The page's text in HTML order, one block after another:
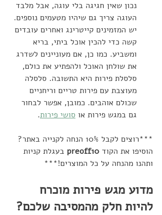
נכון שאין חגיגה בלי עוגה, אבל מלבד
העוגה צריך גם שיהיו מטעמים נוספים.
יש המזמינים קייטרינג ואחרים עובדים
קשה כדי להכין אוכל ביתי, בריא
ומשביע. כמו כן, אם מעוניינים לשדרג
את שולחן האוכל ולהפתיע את כולם,
סלסלת פירות היא התשובה. סלסלה
מעוצבת עם פירות טריים וריחניים
שכולם אוהבים. כמובן, אפשר לבחור
גם במגש פירות או סושי פירות.
***רוצים לקבל 10% הנחה לקנייה באתר?
הוסיפו את הקוד preoff10 בעגלת קניות
ותהנו מהנחה על כל המוצרים!***
מדוע מגש פירות מוכרח
להיות חלק מהמסיבה שלכם?